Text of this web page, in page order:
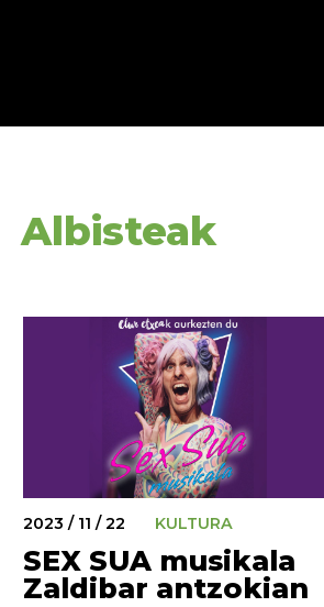
Albisteak
2023 / 11 / 22 KULTURA
SEX SUA musikala
Zaldibar antzokian